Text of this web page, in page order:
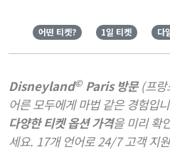
어떤 티켓? 1일 티켓 다
Disneyland©Paris 방문(프랑
어른 모두에게 마법 같은 경험입
다양한 티켓 옵션 가격을 미리 확
세요. 17개 언어로 24/7 고객 지